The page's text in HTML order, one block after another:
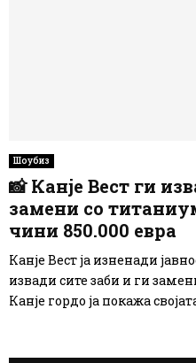
Шоубиз
📸 Канје Вест ги
замени со
чини 850.000 евра
Канје Вест ја изненади
извади сите заби и ги
Канје гордо ја покажа